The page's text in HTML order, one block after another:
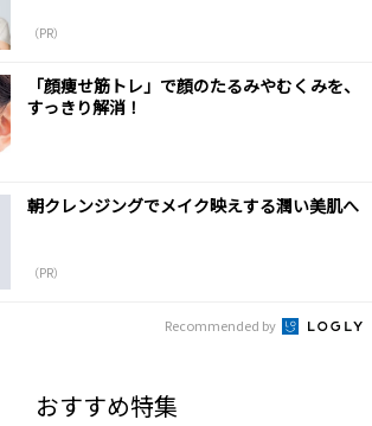
（PR）
「顔痩せ筋トレ」で顔のたるみやむくみを、
すっきり解消！
朝クレンジングでメイク映えする潤い美肌へ
（PR）
Recommended by
おすすめ特集